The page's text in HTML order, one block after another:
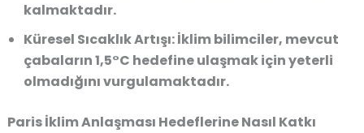
kalmaktadır.
Küresel Sıcaklık Artışı:İklim bilimciler, mevcut
çabaların1,5°C hedefine ulaşmak için yeterli
olmadığınıvurgulamaktadır.
Paris İklim Anlaşması Hedeflerine Nasıl Katkı